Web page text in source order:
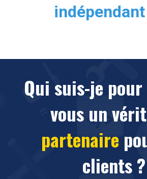
indépendant
Qui suis-je
vous un
partenaire
clients ?